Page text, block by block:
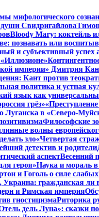
мифологического
Свидригайлова
Bloody Mary: коктейль
познавать или
и субъективный успех
империи» Дмитрия
Кант против
политика и устная
язык как
грёз»
Луганска в «Северо-
Философские
волны
зло«Четвертая
детектив и родители
аспектВесенний
героя»Наука и мораль в
и Гоголь о силе слабых
Украина: гражданская ли
и Римская империя
гностицизмаРиторика
дель Луна»: сказки